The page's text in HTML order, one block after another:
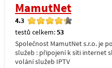
MamutNet
4.3
testů celkem:53
Společnost MamutNet s.r.o. je
služeb : připojení k síti internet
volání služeb IPTV